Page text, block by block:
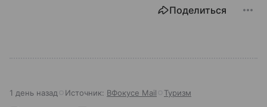
Поделиться
1 день назад Источник: ВФокусе Mail Туризм